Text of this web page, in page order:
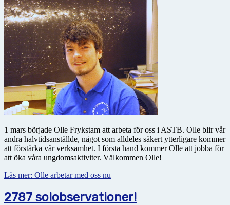
1 mars började Olle Frykstam att arbeta för oss i ASTB. Olle blir vår
andra halvtidsanställde, något som alldeles säkert ytterligare kommer
att förstärka vår verksamhet. I första hand kommer Olle att jobba för
att öka våra ungdomsaktiviter. Välkommen Olle!
Läs mer: Olle arbetar med oss nu
2787 solobservationer!